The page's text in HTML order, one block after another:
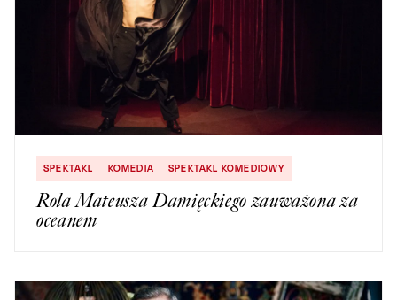
SPEKTAKL KOMEDIA SPEKTAKL KOMEDIOWY
Rola Mateusza Damięckiego zauważona za
oceanem